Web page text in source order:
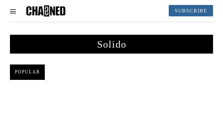
SUBSCRIBE
Solido
POPULAR